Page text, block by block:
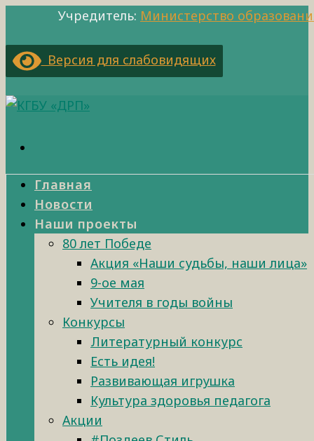
Учредитель: Министерство
Версия для слабовидящих
Главная
Новости
Наши проекты
80 лет Победе
Акция «Наши судьбы, наши лица»
9-ое мая
Учителя в годы войны
Конкурсы
Литературный конкурс
Есть идея!
Развивающая игрушка
Культура здоровья педагога
Акции